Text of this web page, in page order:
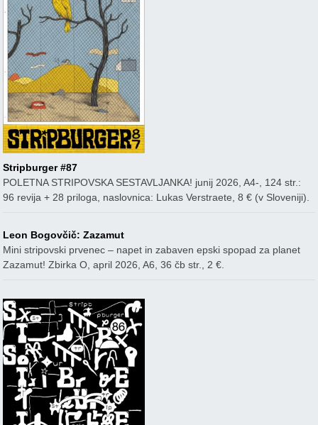
Stripburger #87
POLETNA STRIPOVSKA SESTAVLJANKA! junij 2026, A4-, 124 str.:
96 revija + 28 priloga, naslovnica: Lukas Verstraete, 8 € (v Sloveniji).
Leon Bogovčič: Zazamut
Mini stripovski prvenec – napet in zabaven epski spopad za planet
Zazamut! Zbirka O, april 2026, A6, 36 čb str., 2 €.